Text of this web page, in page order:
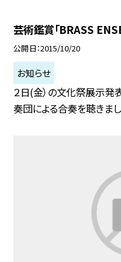
芸術鑑賞「BRASS
公開日 2015/10/20
お知らせ
２日(金）の文化祭展示発
奏団による合奏を聴きま